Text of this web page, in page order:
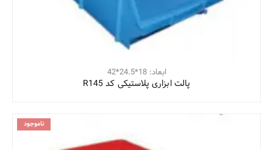
ابعاد: 18*24.5*42
پالت ابزاری پلاستیکی کد R145
ناموجود